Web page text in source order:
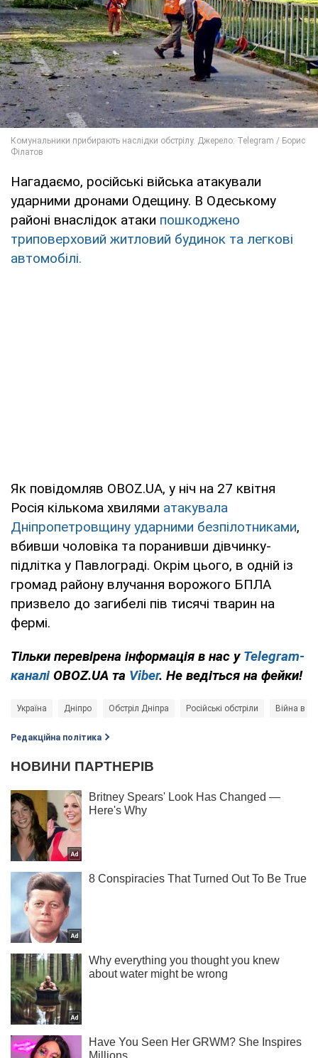
Нагадаємо, російські війська атакували
ударними дронами Одещину. В Одеському
районі внаслідок атаки пошкоджено
триповерховий житловий будинок та легкові
автомобілі.
Як повідомляв OBOZ.UA, у ніч на 27 квітня
Росія кількома хвилями атакувала
Дніпропетровщину ударними безпілотниками,
вбивши чоловіка та поранивши дівчинку-
підлітка у Павлограді. Окрім цього, в одній із
громад району влучання ворожого БПЛА
призвело до загибелі пів тисячі тварин на
фермі.
Тільки перевірена інформація в нас у Telegram-
каналі OBOZ.UA та Viber. Не ведіться на фейки!
Україна Дніпро Обстріл Дніпра Російські обстріли Війна в
Редакційна політика